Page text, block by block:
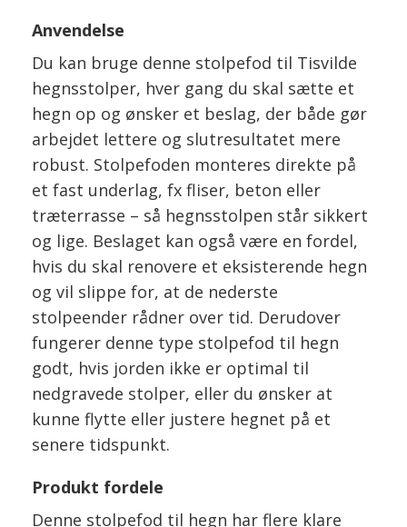
Anvendelse
Du kan bruge denne stolpefod til Tisvilde
hegnsstolper, hver gang du skal sætte et
hegn op og ønsker et beslag, der både gør
arbejdet lettere og slutresultatet mere
robust. Stolpefoden monteres direkte på
et fast underlag, fx fliser, beton eller
træterrasse – så hegnsstolpen står sikkert
og lige. Beslaget kan også være en fordel,
hvis du skal renovere et eksisterende hegn
og vil slippe for, at de nederste
stolpeender rådner over tid. Derudover
fungerer denne type stolpefod til hegn
godt, hvis jorden ikke er optimal til
nedgravede stolper, eller du ønsker at
kunne flytte eller justere hegnet på et
senere tidspunkt.
Produkt fordele
Denne stolpefod til hegn har flere klare